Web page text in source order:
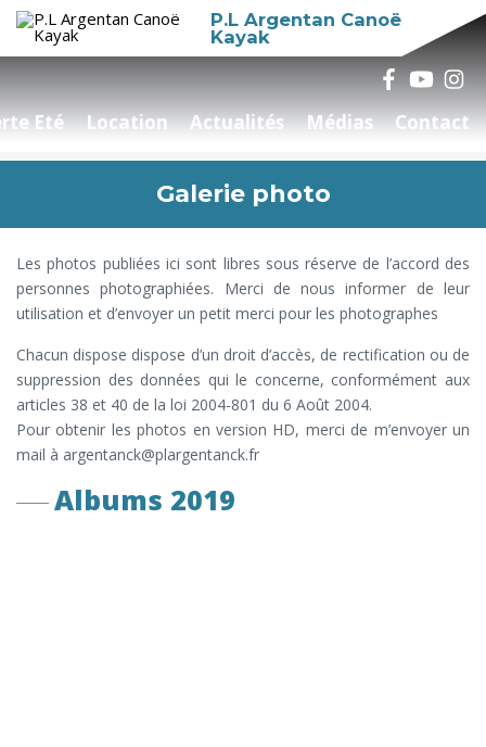
P.L Argentan Canoë
Kayak
Eté Location Actualités Médias Contact
Galerie photo
Les photos publiées ici sont libres sous réserve de l’accord des
personnes photographiées. Merci de nous informer de leur
utilisation et d’envoyer un petit merci pour les photographes
Chacun dispose dispose d’un droit d’accès, de rectification ou de
suppression des données qui le concerne, conformément aux
articles 38 et 40 de la loi 2004-801 du 6 Août 2004.
Pour obtenir les photos en version HD, merci de m’envoyer un
mail à argentanck@plargentanck.fr
Albums 2019